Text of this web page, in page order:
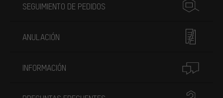
SEGUIMIENTO DE PEDIDOS
ANULACIÓN
INFORMACIÓN